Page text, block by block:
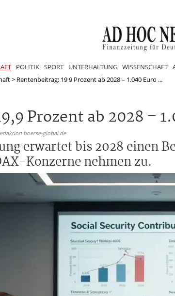
POLITIK SPORT UNTERHALTUNG WISSENSCHAFT
> Rentenbeitrag: 19 9 Prozent ab 2028 – 1.040 Euro ...
Prozent ab 2028 –
boerse-global.de
erwartet bis 2028 einen
Konzerne nehmen zu.